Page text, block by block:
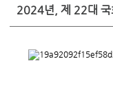
2024년, 제 22대 국